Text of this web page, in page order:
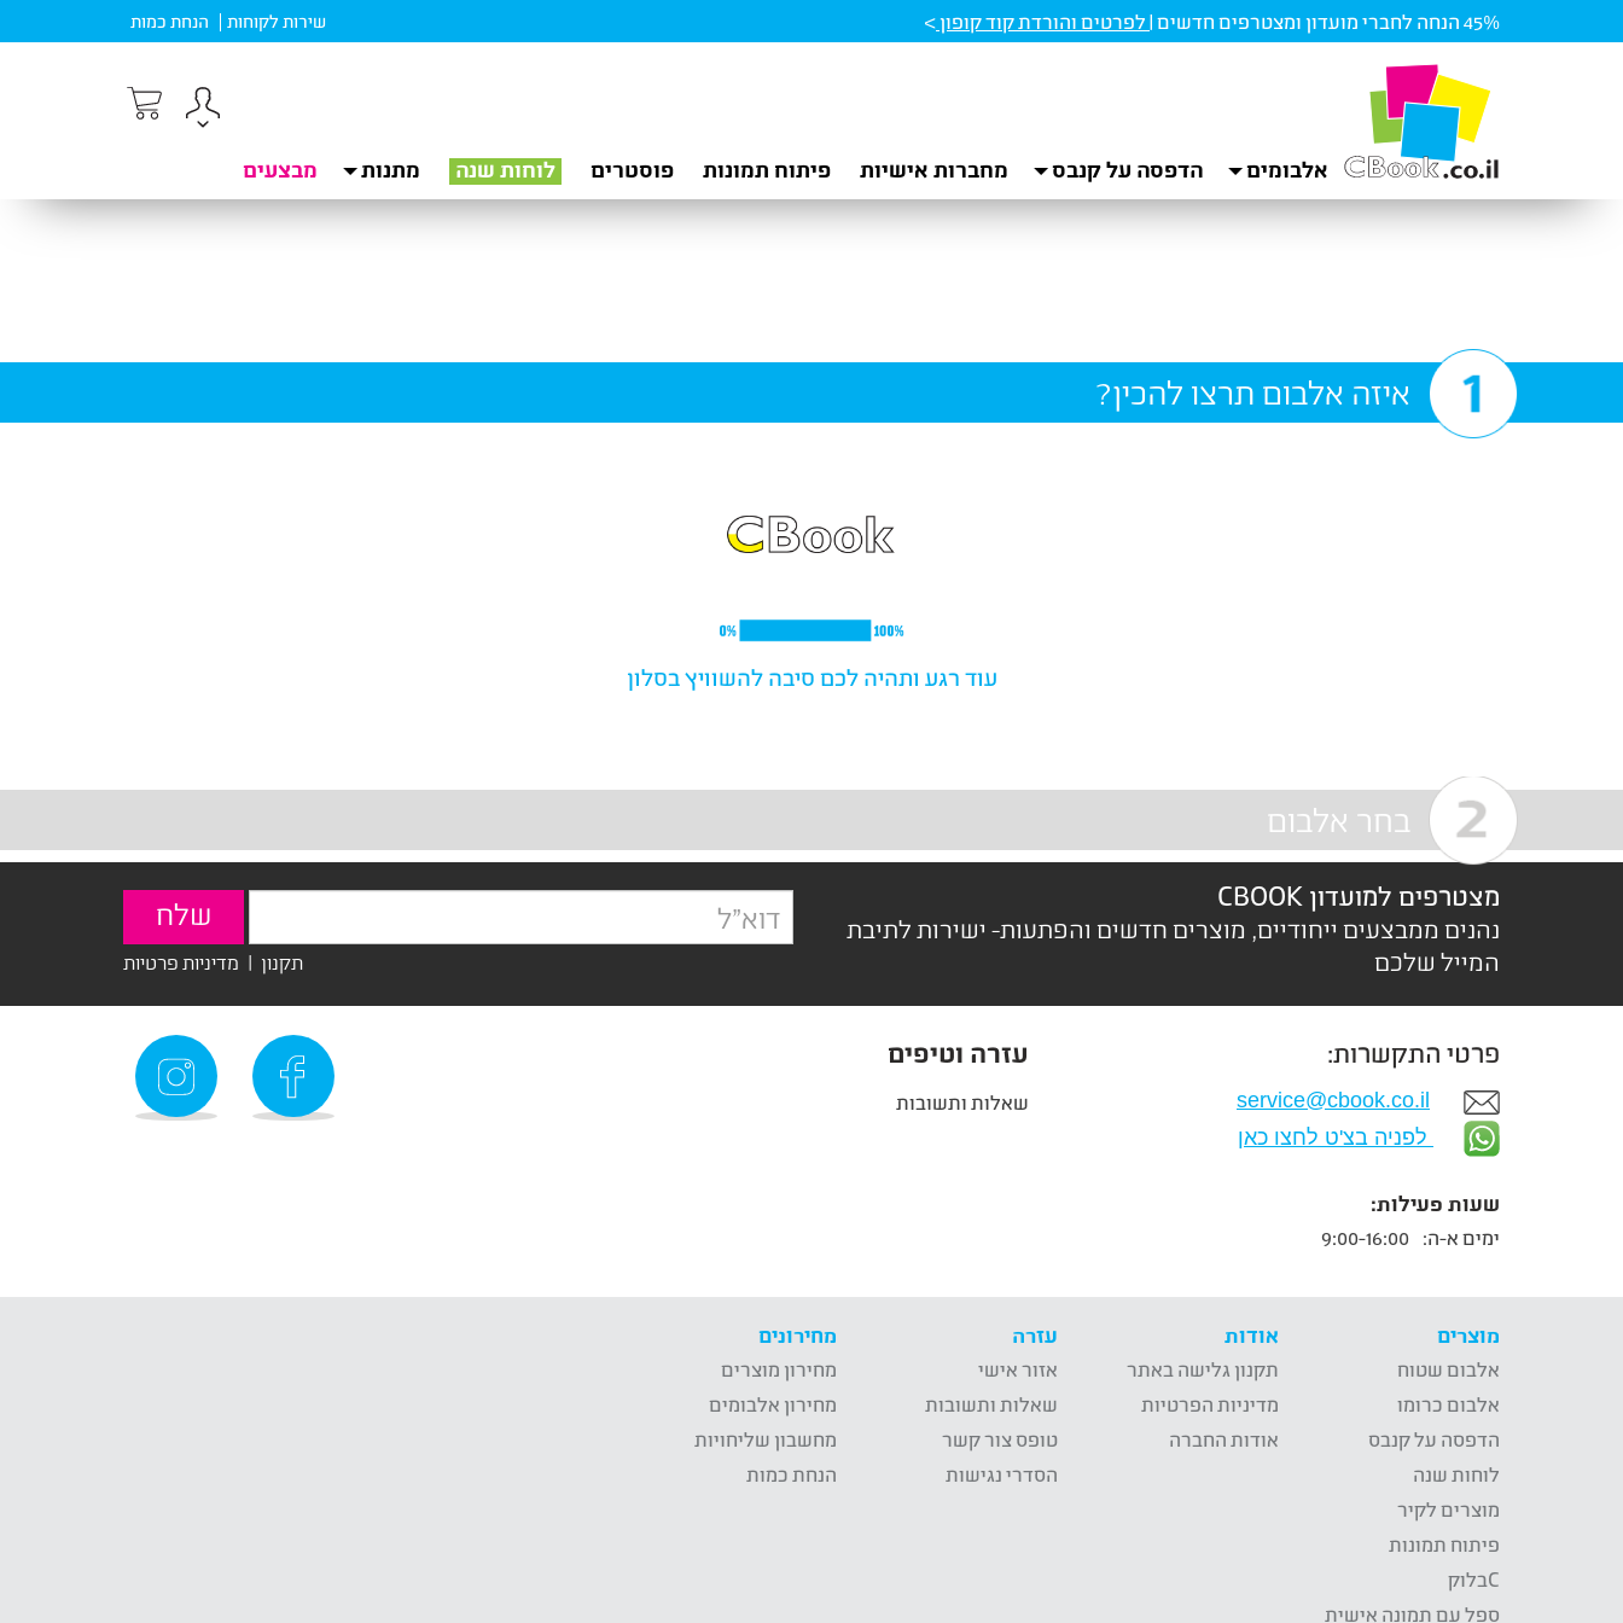
45% הנחה לחברי מועדון ומצטרפים חדשים | לפרטים והורדת קוד קופון> שירות לקוחות הנחת כמות
אלבומים הדפסה על קנבס מחברות אישיות פיתוח תמונות פוסטרים לוחות שנה מתנות מבצעים
איזה אלבום תרצו להכין?
עוד רגע ותהיה לכם סיבה להשוויץ בסלון
בחר אלבום
מצטרפים למועדון CBOOK
נהנים ממבצעים ייחודיים, מוצרים חדשים והפתעות- ישירות לתיבת
המייל שלכם
תקנון | מדיניות פרטיות
פרטי התקשרות:
service@cbook.co.il
לפניה בצ'ט לחצו כאן
שעות פעילות:
ימים א-ה:
עזרה וטיפים
שאלות ותשובות
מוצרים
אלבום שטוח
אלבום כרומו
הדפסה על קנבס
לוחות שנה
מוצרים לקיר
פיתוח תמונות
Cבלוק
ספל עם תמונה אישית
אודות
תקנון גלישה באתר
מדיניות הפרטיות
אודות החברה
עזרה
אזור אישי
שאלות ותשובות
טופס צור קשר
הסדרי נגישות
מחירונים
מחירון מוצרים
מחירון אלבומים
מחשבון שליחויות
הנחת כמות